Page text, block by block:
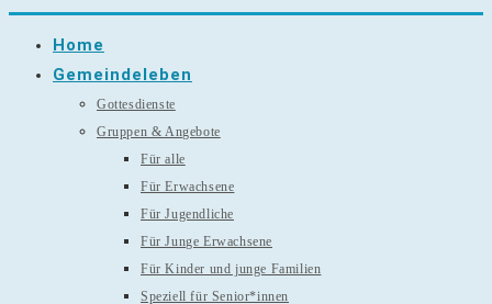
Home
Gemeindeleben
Gottesdienste
Gruppen & Angebote
Für alle
Für Erwachsene
Für Jugendliche
Für Junge Erwachsene
Für Kinder und junge Familien
Speziell für Senior*innen